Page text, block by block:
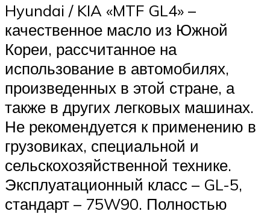
Hyundai / KIA «MTF GL4» –
качественное масло из Южной
Кореи, рассчитанное на
использование в автомобилях,
произведенных в этой стране, а
также в других легковых машинах.
Не рекомендуется к применению в
грузовиках, специальной и
сельскохозяйственной технике.
Эксплуатационный класс – GL-5,
стандарт – 75W90. Полностью